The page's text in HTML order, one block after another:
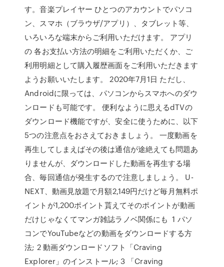
す。音楽プレイヤー ひとつのアカウントでパソコ
ン、スマホ（ブラウザ/アプリ）、タブレット等、
いろいろな端末からご利用いただけます。 アプリ
の 各お支払い方法の明細をご利用いただくか、ご
利用明細として購入履歴画面をご利用いただきます
ようお願いいたします。 2020年7月1日 ただし、
Androidに限っては、パソコンからスマホへのダウ
ンロードも可能です。 便利なように思えるdTVの
ダウンロード機能ですが、安全に使うために、以下
5つの注意点をおさえておきましょう。 一度動画を
再生してしまえばその後は通信が途絶えても問題あ
りませんが、ダウンロードした動画を再生する場
合、毎回通信が発生するので注意しましょう。 U-
NEXT、動画見放題で月額2,149円だけど毎月無料ポ
イントが1,200ポイント貰えてそのポイントが動画
だけじゃなくてマンガ雑誌ラノベ関係にも 1 パソ
コンでYouTubeなどの動画をダウンロードする方
法; 2 動画ダウンロードソフト「Craving
Explorer」のインストール; 3 「Craving